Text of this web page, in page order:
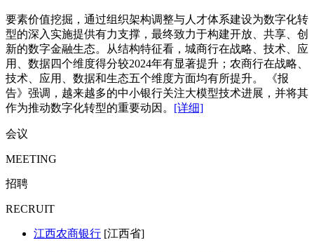
要素价值挖掘，通过组织架构调整与人才体系建设为数字化转
型的深入实施提供有力支撑，最终致力于构建开放、共享、创
新的数字金融生态。从结构特征看，城商行在战略、技术、应
用、数据四个维度得分较2024年有显著提升；农商行在战略、
技术、应用、数据和生态五个维度方面均有所提升。 《报
告》强调，越来越多的中小银行关注大模型技术进展，并将其
作为推动数字化转型的重要动因。 [详细]
会议
MEETING
招聘
RECRUIT
江西农商银行 [江西省]